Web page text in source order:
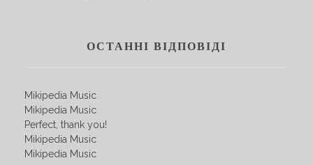
ОСТАННІ ВІДПОВІДІ
Mikipedia Music
Mikipedia Music
Perfect, thank you!
Mikipedia Music
Mikipedia Music